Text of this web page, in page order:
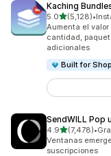
Kaching
5.0de 5 estrellas
(5,128)
5128 reseñas en
•
Aumenta el
cantidad,
adicionales
Built for
SendWILL Pop
4.9de 5 estrellas
(7,478)
7478 reseñas en
•
Ventanas
suscripciones